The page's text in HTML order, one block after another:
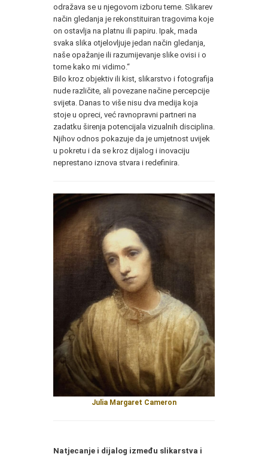
odražava se u njegovom izboru teme. Slikarev
način gledanja je rekonstituiran tragovima koje
on ostavlja na platnu ili papiru. Ipak, mada
svaka slika otjelovljuje jedan način gledanja,
naše opažanje ili razumijevanje slike ovisi i o
tome kako mi vidimo.“
Bilo kroz objektiv ili kist, slikarstvo i fotografija
nude različite, ali povezane načine percepcije
svijeta. Danas to više nisu dva medija koja
stoje u opreci, već ravnopravni partneri na
zadatku širenja potencijala vizualnih disciplina.
Njihov odnos pokazuje da je umjetnost uvijek
u pokretu i da se kroz dijalog i inovaciju
neprestano iznova stvara i redefinira.
Julia Margaret Cameron
Natjecanje i dijalog između slikarstva i